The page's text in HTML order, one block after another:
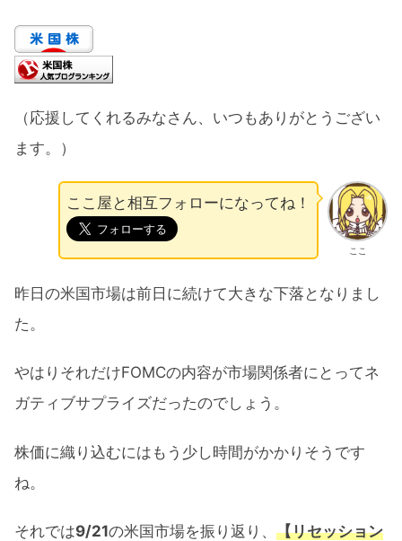
（応援してくれるみなさん、いつもありがとうござい
ます。）
ここ
ここ屋と相互フォローになってね！
昨日の米国市場は前日に続けて大きな下落となりまし
た。
やはりそれだけFOMCの内容が市場関係者にとってネ
ガティブサプライズだったのでしょう。
株価に織り込むにはもう少し時間がかかりそうです
ね。
それでは9/21の米国市場を振り返り、 【リセッション